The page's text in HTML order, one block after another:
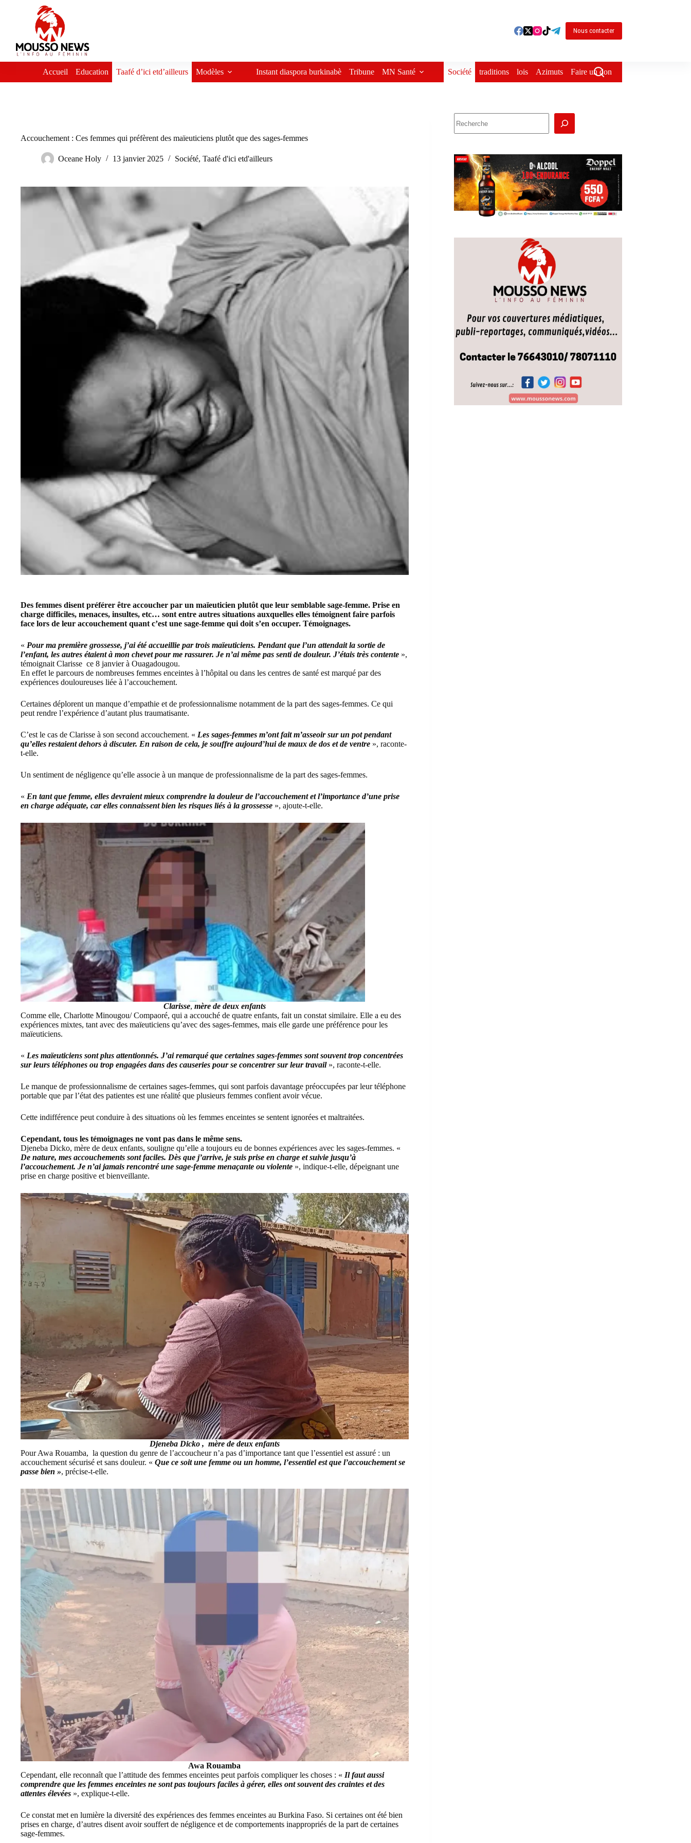
Nous contacter
Accueil Education Taafé d’ici etd’ailleurs Modèles Instant diaspora burkinabè Tribune MN Santé Société traditions lois Azimuts Faire un don
Accouchement : Ces femmes qui préfèrent des maïeuticiens plutôt que des sages-femmes
Oceane Holy 13 janvier 2025 Société, Taafé d'ici etd'ailleurs
Des femmes disent préférer être accoucher par un maïeuticien plutôt que leur semblable sage-femme. Prise en
charge difficiles, menaces, insultes, etc… sont entre autres situations auxquelles elles témoignent faire parfois
face lors de leur accouchement quant c’est une sage-femme qui doit s’en occuper. Témoignages.
« Pour ma première grossesse, j’ai été accueillie par trois maïeuticiens. Pendant que l’un attendait la sortie de
l’enfant, les autres étaient à mon chevet pour me rassurer. Je n’ai même pas senti de douleur. J’étais très contente »,
témoignait Clarisse ce 8 janvier à Ouagadougou.
En effet le parcours de nombreuses femmes enceintes à l’hôpital ou dans les centres de santé est marqué par des
expériences douloureuses liée à l’accouchement.
Certaines déplorent un manque d’empathie et de professionnalisme notamment de la part des sages-femmes. Ce qui
peut rendre l’expérience d’autant plus traumatisante.
C’est le cas de Clarisse à son second accouchement. « Les sages-femmes m’ont fait m’asseoir sur un pot pendant
qu’elles restaient dehors à discuter. En raison de cela, je souffre aujourd’hui de maux de dos et de ventre », raconte-
t-elle.
Un sentiment de négligence qu’elle associe à un manque de professionnalisme de la part des sages-femmes.
« En tant que femme, elles devraient mieux comprendre la douleur de l’accouchement et l’importance d’une prise
en charge adéquate, car elles connaissent bien les risques liés à la grossesse », ajoute-t-elle.
Clarisse, mère de deux enfants
Comme elle, Charlotte Minougou/ Compaoré, qui a accouché de quatre enfants, fait un constat similaire. Elle a eu des
expériences mixtes, tant avec des maïeuticiens qu’avec des sages-femmes, mais elle garde une préférence pour les
maïeuticiens.
« Les maïeuticiens sont plus attentionnés. J’ai remarqué que certaines sages-femmes sont souvent trop concentrées
sur leurs téléphones ou trop engagées dans des causeries pour se concentrer sur leur travail», raconte-t-elle.
Le manque de professionnalisme de certaines sages-femmes, qui sont parfois davantage préoccupées par leur téléphone
portable que par l’état des patientes est une réalité que plusieurs femmes confient avoir vécue.
Cette indifférence peut conduire à des situations où les femmes enceintes se sentent ignorées et maltraitées.
Cependant, tous les témoignages ne vont pas dans le même sens.
Djeneba Dicko, mère de deux enfants, souligne qu’elle a toujours eu de bonnes expériences avec les sages-femmes. «
De nature, mes accouchements sont faciles. Dès que j’arrive, je suis prise en charge et suivie jusqu’à
l’accouchement. Je n’ai jamais rencontré une sage-femme menaçante ou violente », indique-t-elle, dépeignant une
prise en charge positive et bienveillante.
Djeneba Dicko , mère de deux enfants
Pour Awa Rouamba, la question du genre de l’accoucheur n’a pas d’importance tant que l’essentiel est assuré : un
accouchement sécurisé et sans douleur. « Que ce soit une femme ou un homme, l’essentiel est que l’accouchement se
passe bien », précise-t-elle.
Awa Rouamba
Cependant, elle reconnaît que l’attitude des femmes enceintes peut parfois compliquer les choses : « Il faut aussi
comprendre que les femmes enceintes ne sont pas toujours faciles à gérer, elles ont souvent des craintes et des
attentes élevées », explique-t-elle.
Ce constat met en lumière la diversité des expériences des femmes enceintes au Burkina Faso. Si certaines ont été bien
prises en charge, d’autres disent avoir souffert de négligence et de comportements inappropriés de la part de certaines
sage-femmes.